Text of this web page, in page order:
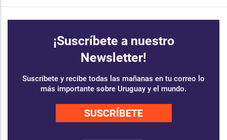
¡Suscríbete a nuestro
Newsletter!
Suscríbete y recibe todas las mañanas en tu correo lo
más importante sobre Uruguay y el mundo.
SUSCRÍBETE